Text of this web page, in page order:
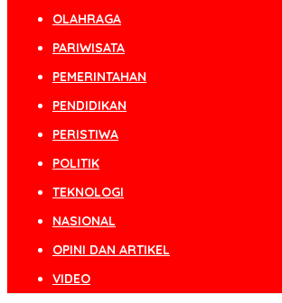
OLAHRAGA
PARIWISATA
PEMERINTAHAN
PENDIDIKAN
PERISTIWA
POLITIK
TEKNOLOGI
NASIONAL
OPINI DAN ARTIKEL
VIDEO